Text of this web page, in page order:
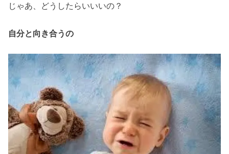
じゃあ、どうしたらいいいの？
自分と向き合うの